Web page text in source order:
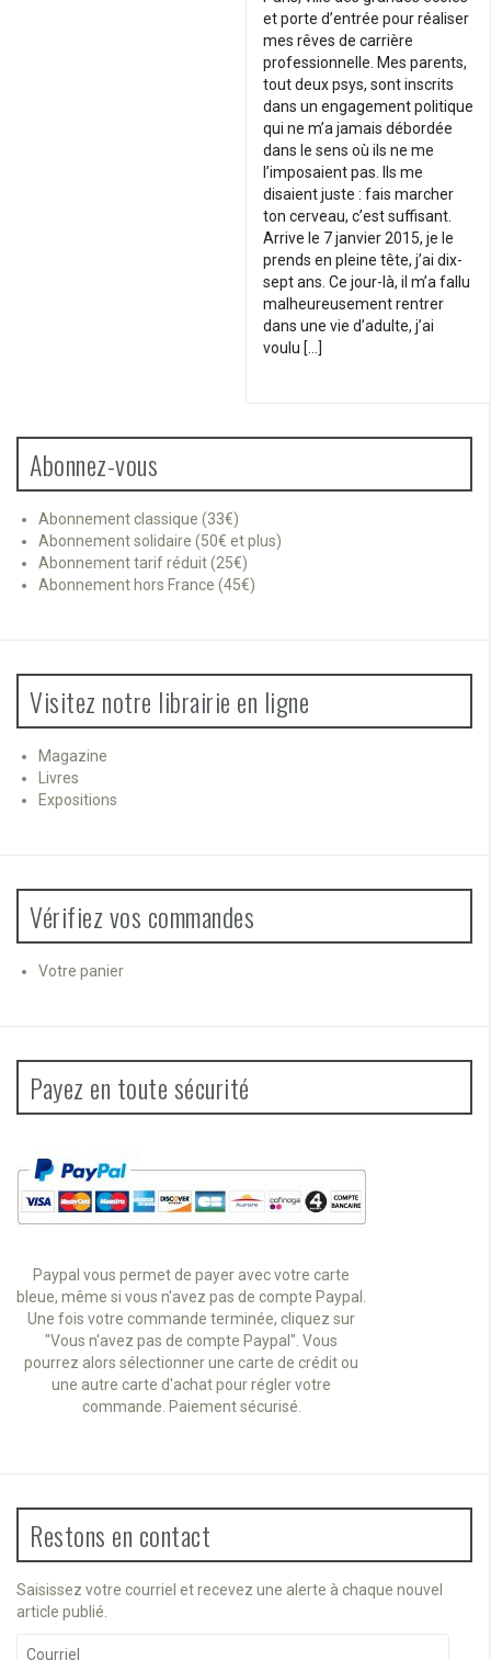
et porte d’entrée pour réaliser
mes rêves de carrière
professionnelle. Mes parents,
tout deux psys, sont inscrits
dans un engagement politique
qui ne m’a jamais débordée
dans le sens où ils ne me
l’imposaient pas. Ils me
disaient juste : fais marcher
ton cerveau, c’est suffisant.
Arrive le 7 janvier 2015, je le
prends en pleine tête, j’ai dix-
sept ans. Ce jour-là, il m’a fallu
malheureusement rentrer
dans une vie d’adulte, j’ai
voulu […]
Abonnez-vous
Abonnement classique (33€)
Abonnement solidaire (50€ et plus)
Abonnement tarif réduit (25€)
Abonnement hors France (45€)
Visitez notre librairie en ligne
Magazine
Livres
Expositions
Vérifiez vos commandes
Votre panier
Payez en toute sécurité
Paypal vous permet de payer avec votre carte
bleue, même si vous n'avez pas de compte Paypal.
Une fois votre commande terminée, cliquez sur
"Vous n'avez pas de compte Paypal". Vous
pourrez alors sélectionner une carte de crédit ou
une autre carte d'achat pour régler votre
commande. Paiement sécurisé.
Restons en contact
Saisissez votre courriel et recevez une alerte à chaque nouvel
article publié.